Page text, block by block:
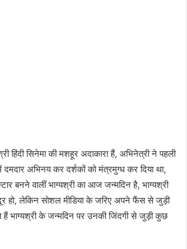
हिंदी सिनेमा की मशहूर अदाकारा हैं, अभिनेत्री ने पहली
में दमदार अभिनय कर दर्शकों को मंत्रमुग्ध कर दिया था,
बनने वालीं भाग्यश्री का आज जन्मदिन है, भाग्यश्री
हो, लेकिन सोशल मीडिया के जरिए अपने फैंस से जुड़ी
हैं भाग्यश्री के जन्मदिन पर उनकी जिंदगी से जुड़ी कुछ